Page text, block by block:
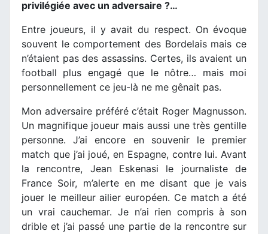
privilégiée avec un adversaire ?…
Entre joueurs, il y avait du respect. On évoque
souvent le comportement des Bordelais mais ce
n’étaient pas des assassins. Certes, ils avaient un
football plus engagé que le nôtre… mais moi
personnellement ce jeu-là ne me gênait pas.
Mon adversaire préféré c’était Roger Magnusson.
Un magnifique joueur mais aussi une très gentille
personne. J’ai encore en souvenir le premier
match que j’ai joué, en Espagne, contre lui. Avant
la rencontre, Jean Eskenasi le journaliste de
France Soir, m’alerte en me disant que je vais
jouer le meilleur ailier européen. Ce match a été
un vrai cauchemar. Je n’ai rien compris à son
drible et j’ai passé une partie de la rencontre sur